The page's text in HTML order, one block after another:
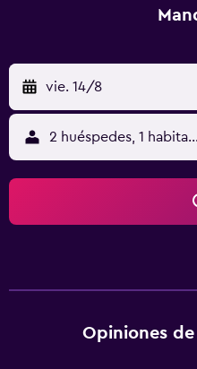
vie. 14/8
2 huéspedes, 1
Opiniones de